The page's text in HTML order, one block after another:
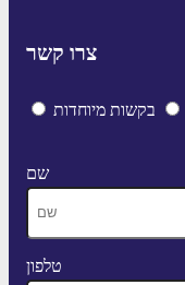
צרו קשר
בקשות מיוחדות
שם
טלפון